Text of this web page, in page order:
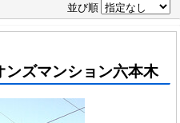
並び順
ンズマンション六本木